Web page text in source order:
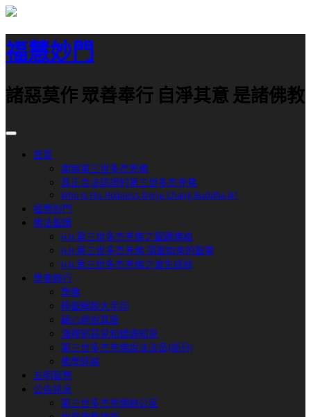
跳
至
主
要
容
福慧妙門
諸惡莫作 眾善奉行 自淨其意 是諸佛教
首頁
南無第三世多杰羌佛
真正合法認證的第三世多杰羌佛
Who Is His Holiness Dorje Chang Buddha III?
福慧妙門
佛法聖蹟
H.H.第三世多杰羌佛之聖蹟佛格
H.H.第三世多杰羌佛 頂聖如來的聖量
H.H.第三世多杰羌佛之渡生成就
學佛修行
學佛
極聖解脫大手印
藉心經說真諦
淺釋邪惡見和錯誤知見
第三世多杰羌佛說法法音(部分)
佛學經論
五明智慧
公告訊息
第三世多杰羌佛辦公室